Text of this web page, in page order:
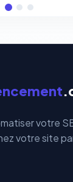
votre
votre site